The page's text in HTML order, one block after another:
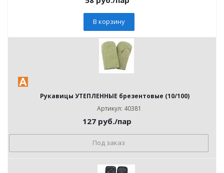
В корзину
Рукавицы УТЕПЛЕННЫЕ брезентовые (10/100)
Артикул: 40381
127 руб./пар
Под заказ